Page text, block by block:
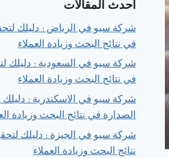
أحدث المقالات
شركة سيو في الرياض : دليلك
في نتائج البحث وزيادة العملاء
شركة سيو في السعودية : دليلك
في نتائج البحث وزيادة العملاء
شركة سيو في الاسكندرية : دليلك
الصدارة في نتائج البحث وزيادة
شركة سيو في الجيزة : دليلك
نتائج البحث وزيادة العملاء